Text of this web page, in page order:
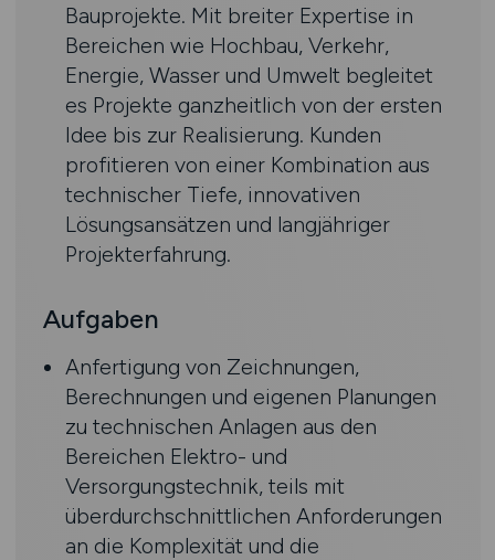
Bauprojekte. Mit breiter Expertise in
Bereichen wie Hochbau, Verkehr,
Energie, Wasser und Umwelt begleitet
es Projekte ganzheitlich von der ersten
Idee bis zur Realisierung. Kunden
profitieren von einer Kombination aus
technischer Tiefe, innovativen
Lösungsansätzen und langjähriger
Projekterfahrung.
Aufgaben
Anfertigung von Zeichnungen,
Berechnungen und eigenen Planungen
zu technischen Anlagen aus den
Bereichen Elektro- und
Versorgungstechnik, teils mit
überdurchschnittlichen Anforderungen
an die Komplexität und die